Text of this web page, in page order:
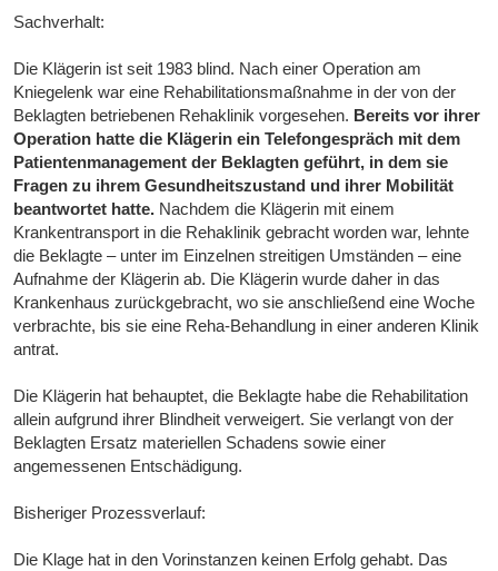
Sachverhalt:
Die Klägerin ist seit 1983 blind. Nach einer Operation am
Kniegelenk war eine Rehabilitationsmaßnahme in der von der
Beklagten betriebenen Rehaklinik vorgesehen. Bereits vor ihrer
Operation hatte die Klägerin ein Telefongespräch mit dem
Patientenmanagement der Beklagten geführt, in dem sie
Fragen zu ihrem Gesundheitszustand und ihrer Mobilität
beantwortet hatte. Nachdem die Klägerin mit einem
Krankentransport in die Rehaklinik gebracht worden war, lehnte
die Beklagte – unter im Einzelnen streitigen Umständen – eine
Aufnahme der Klägerin ab. Die Klägerin wurde daher in das
Krankenhaus zurückgebracht, wo sie anschließend eine Woche
verbrachte, bis sie eine Reha-Behandlung in einer anderen Klinik
antrat.
Die Klägerin hat behauptet, die Beklagte habe die Rehabilitation
allein aufgrund ihrer Blindheit verweigert. Sie verlangt von der
Beklagten Ersatz materiellen Schadens sowie einer
angemessenen Entschädigung.
Bisheriger Prozessverlauf:
Die Klage hat in den Vorinstanzen keinen Erfolg gehabt. Das